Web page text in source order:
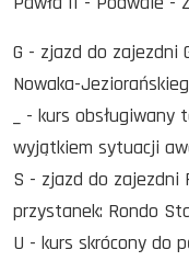
G - zjazd do zajezdni
Nowaka-
_ - kurs
wyjątkiem sytuacji
S - zjazd do zajezdni
przystanek: Rondo
U - kurs skrócony do